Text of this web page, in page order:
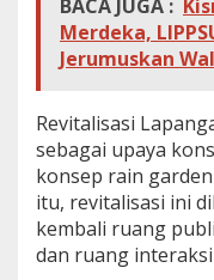
BACA JUGA :
Merdeka,
Jerumuskan
Revitalisasi
sebagai upaya
konsep rain
itu, revitalisasi ini
kembali ruang
dan ruang